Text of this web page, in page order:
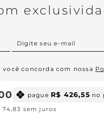
pague R$ 426,55 no
74,83 sem juros
você concorda com nossa